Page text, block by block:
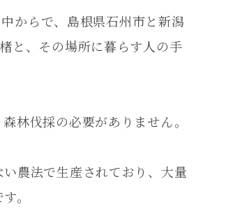
からで、島根県石州市と新潟
と、その場所に暮らす人の手
林伐採の必要がありません。
農法で生産されており、大量
。